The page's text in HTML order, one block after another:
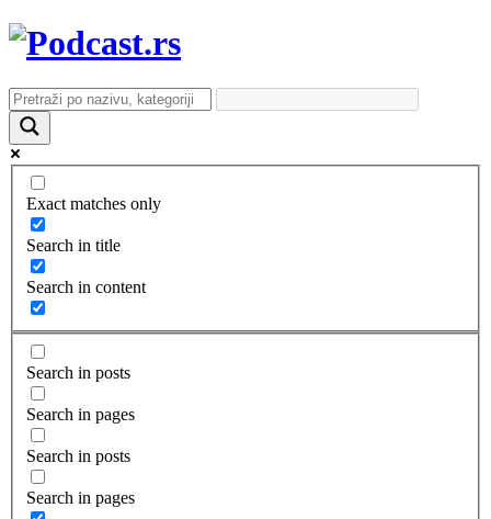
Exact matches only
Search in title
Search in content
Search in posts
Search in pages
Search in posts
Search in pages